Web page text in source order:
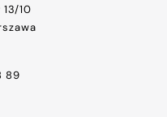
10
89